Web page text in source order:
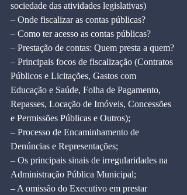
sociedade das atividades legislativas)
– Onde fiscalizar as contas públicas?
– Como ter acesso as contas públicas?
– Prestação de contas: Quem presta a quem?
– Principais focos de fiscalização (Contratos
Públicos e Licitações, Gastos com
Educação e Saúde, Folha de Pagamento,
Repasses, Locação de Imóveis, Concessões
e Permissões Públicas e Outros);
– Processo de Encaminhamento de
Denúncias e Representações;
– Os principais sinais de irregularidades na
Administração Pública Municipal;
– A omissão do Executivo em prestar